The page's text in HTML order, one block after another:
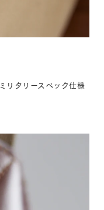
リタリースペック仕様